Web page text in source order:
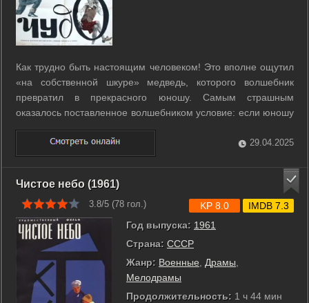
Как трудно быть настоящим человеком! Это вполне ощутил
«на собственной шкуре» медведь, которого волшебник
превратил в прекрасного юношу. Самым страшным
оказалось поставленное волшебником условие: если юношу
полюбит и поцелует первая встреченная принцесса, он
должен вновь стать диким зверем... ...
29.04.2025
Чистое небо (1961)
3.8/5 (78 гол.)
Год выпуска: 1961
Страна: СССР
Жанр: Военные, Драмы,
Мелодрамы
Продолжительность: 1 ч 44 мин
KP 8.0 IMDB 7.3